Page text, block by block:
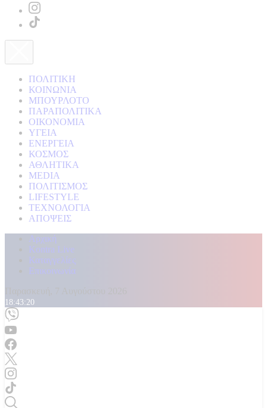
ΠΟΛΙΤΙΚΗ
ΚΟΙΝΩΝΙΑ
ΜΠΟΥΡΛΟΤΟ
ΠΑΡΑΠΟΛΙΤΙΚΑ
ΟΙΚΟΝΟΜΙΑ
ΥΓΕΙΑ
ΕΝΕΡΓΕΙΑ
ΚΟΣΜΟΣ
ΑΘΛΗΤΙΚΑ
MEDIA
ΠΟΛΙΤΙΣΜΟΣ
LIFESTYLE
ΤΕΧΝΟΛΟΓΙΑ
ΑΠΟΨΕΙΣ
Αρχική
Kontra Live
Καταγγελίες
Επικοινωνία
18:43:22